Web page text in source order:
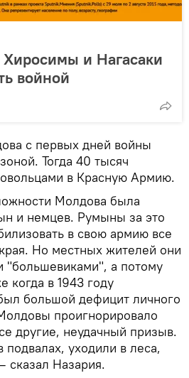
и Нагасаки
войной
с первых дней войны
Тогда 40 тысяч
в Красную Армию.
Молдова была
и немцев. Румыны за это
в свою армию все
Но местных жителей они
"большевиками", а потому
когда в 1943 году
большой дефицит личного
проигнорировало
другие, неудачный призыв.
уходили в леса,
сказал Назария.